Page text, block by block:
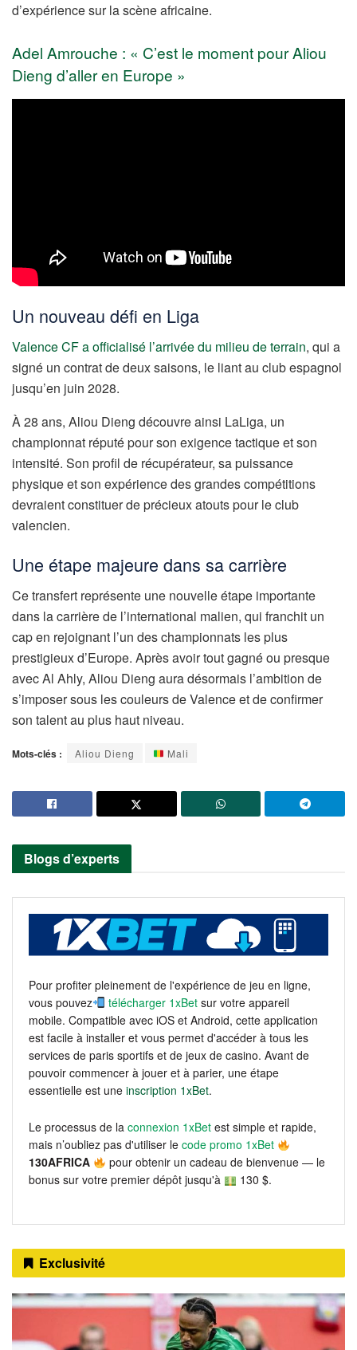
d’expérience sur la scène africaine.
Adel Amrouche : « C’est le moment pour Aliou
Dieng d’aller en Europe »
Un nouveau défi en Liga
Valence CF a officialisé l’arrivée du milieu de terrain, qui a
signé un contrat de deux saisons, le liant au club espagnol
jusqu’en juin 2028.
À 28 ans, Aliou Dieng découvre ainsi LaLiga, un
championnat réputé pour son exigence tactique et son
intensité. Son profil de récupérateur, sa puissance
physique et son expérience des grandes compétitions
devraient constituer de précieux atouts pour le club
valencien.
Une étape majeure dans sa carrière
Ce transfert représente une nouvelle étape importante
dans la carrière de l’international malien, qui franchit un
cap en rejoignant l’un des championnats les plus
prestigieux d’Europe. Après avoir tout gagné ou presque
avec Al Ahly, Aliou Dieng aura désormais l’ambition de
s’imposer sous les couleurs de Valence et de confirmer
son talent au plus haut niveau.
Mots-clés : Aliou Dieng Mali
Blogs d’experts
Pour profiter pleinement de l'expérience de jeu en ligne,
vous pouvez
télécharger 1xBet sur votre appareil
mobile. Compatible avec iOS et Android, cette application
est facile à installer et vous permet d'accéder à tous les
services de paris sportifs et de jeux de casino. Avant de
pouvoir commencer à jouer et à parier, une étape
essentielle est une inscription 1xBet.
Le processus de la connexion 1xBet est simple et rapide,
mais n’oubliez pas d'utiliser le code promo 1xBet
130AFRICA
pour obtenir un cadeau de bienvenue — le
bonus sur votre premier dépôt jusqu'à
130 $.
Exclusivité